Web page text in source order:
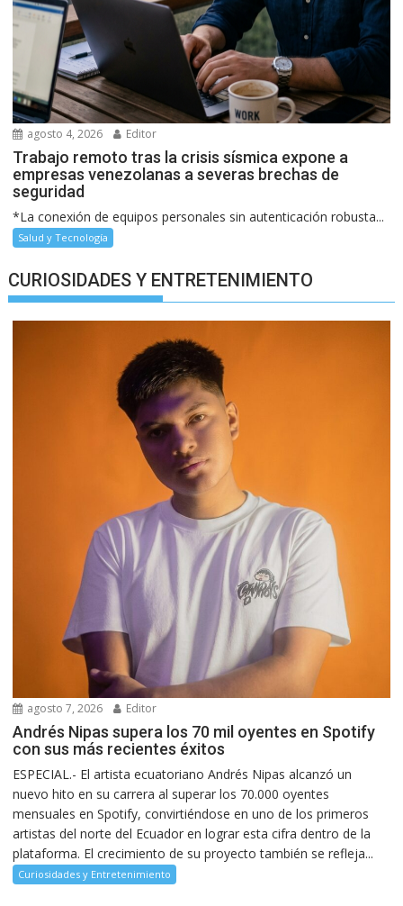
agosto 4, 2026 Editor
Trabajo remoto tras la crisis sísmica expone a
empresas venezolanas a severas brechas de
seguridad
*La conexión de equipos personales sin autenticación robusta...
Salud y Tecnología
CURIOSIDADES Y ENTRETENIMIENTO
agosto 7, 2026 Editor
Andrés Nipas supera los 70 mil oyentes en Spotify
con sus más recientes éxitos
ESPECIAL.- El artista ecuatoriano Andrés Nipas alcanzó un
nuevo hito en su carrera al superar los 70.000 oyentes
mensuales en Spotify, convirtiéndose en uno de los primeros
artistas del norte del Ecuador en lograr esta cifra dentro de la
plataforma. El crecimiento de su proyecto también se refleja...
Curiosidades y Entretenimiento